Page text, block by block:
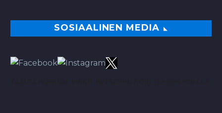
SOSIAALINEN MEDIA